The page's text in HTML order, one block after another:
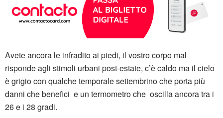
Avete ancora le infradito ai piedi, il vostro corpo mal
risponde agli stimoli urbani post-estate, c’è caldo ma il cielo
è grigio con qualche temporale settembrino che porta più
danni che benefici e un termometro che oscilla ancora tra i
26 e i 28 gradi.